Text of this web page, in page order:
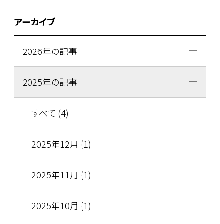
アーカイブ
2026年の記事
2025年の記事
すべて (4)
2025年12月 (1)
2025年11月 (1)
2025年10月 (1)